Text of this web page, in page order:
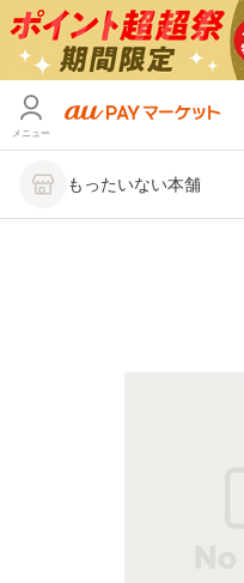
メニュー
もったいない本舗